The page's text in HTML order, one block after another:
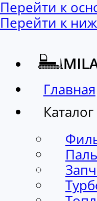
Перейти к
Перейти к
Главная